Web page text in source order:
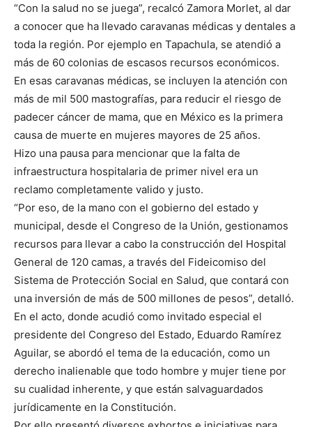
“Con la salud no se juega”, recalcó Zamora Morlet, al dar
a conocer que ha llevado caravanas médicas y dentales a
toda la región. Por ejemplo en Tapachula, se atendió a
más de 60 colonias de escasos recursos económicos.
En esas caravanas médicas, se incluyen la atención con
más de mil 500 mastografías, para reducir el riesgo de
padecer cáncer de mama, que en México es la primera
causa de muerte en mujeres mayores de 25 años.
Hizo una pausa para mencionar que la falta de
infraestructura hospitalaria de primer nivel era un
reclamo completamente valido y justo.
“Por eso, de la mano con el gobierno del estado y
municipal, desde el Congreso de la Unión, gestionamos
recursos para llevar a cabo la construcción del Hospital
General de 120 camas, a través del Fideicomiso del
Sistema de Protección Social en Salud, que contará con
una inversión de más de 500 millones de pesos”, detalló.
En el acto, donde acudió como invitado especial el
presidente del Congreso del Estado, Eduardo Ramírez
Aguilar, se abordó el tema de la educación, como un
derecho inalienable que todo hombre y mujer tiene por
su cualidad inherente, y que están salvaguardados
jurídicamente en la Constitución.